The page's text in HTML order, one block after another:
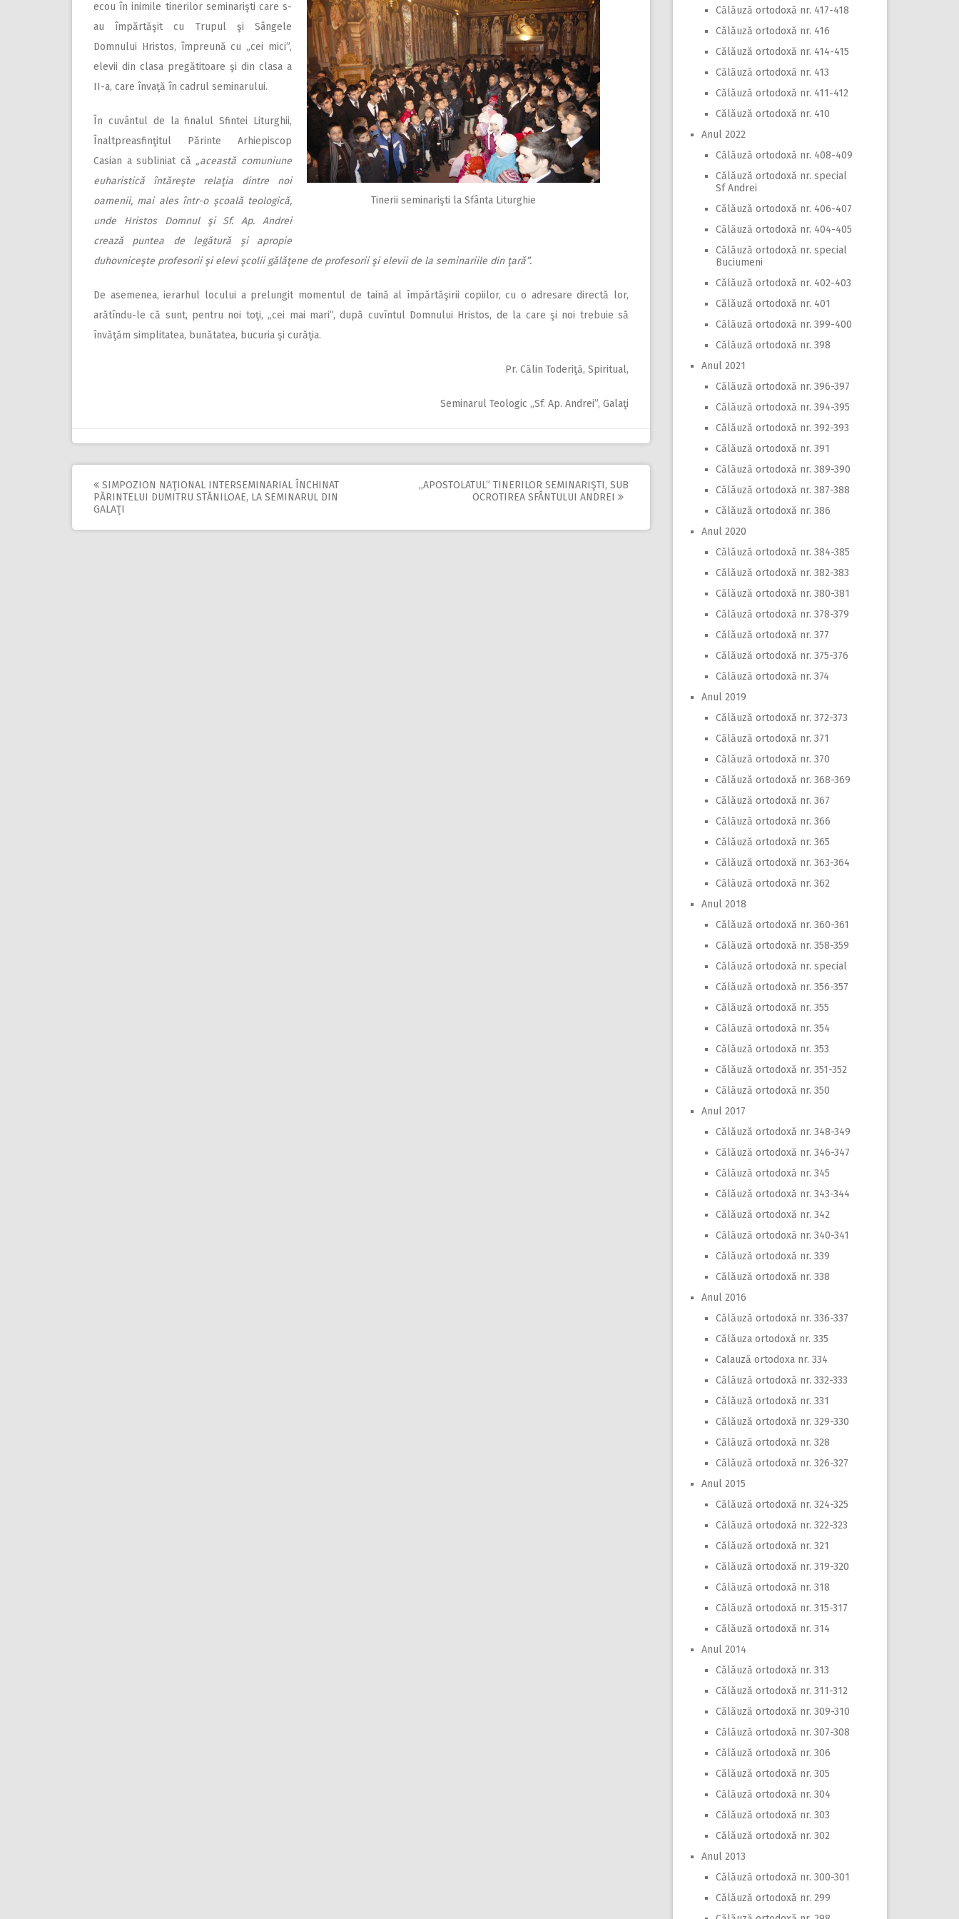
Tinerii seminarişti la Sfânta Liturghie
ecou în inimile tinerilor seminarişti care s-
au împărtăşit cu Trupul şi Sângele
Domnului Hristos, împreună cu „cei mici”,
elevii din clasa pregătitoare şi din clasa a
II-a, care învaţă în cadrul seminarului.
În cuvântul de la finalul Sfintei Liturghii,
Înaltpreasfinţitul Părinte Arhiepiscop
Casian a subliniat că „această comuniune
euharistică întăreşte relaţia dintre noi
oamenii, mai ales într-o şcoală teologică,
unde Hristos Domnul şi Sf. Ap. Andrei
crează puntea de legătură şi apropie
duhovniceşte profesorii şi elevi şcolii gălăţene de profesorii şi elevii de la seminariile din ţară”.
De asemenea, ierarhul locului a prelungit momentul de taină al împărtăşirii copiilor, cu o adresare directă lor,
arătîndu-le că sunt, pentru noi toţi, „cei mai mari”, după cuvîntul Domnului Hristos, de la care şi noi trebuie să
învăţăm simplitatea, bunătatea, bucuria şi curăţia.
Pr. Călin Toderiţă, Spiritual,
Seminarul Teologic ,,Sf. Ap. Andrei”, Galaţi
Post
navigation
SIMPOZION NAŢIONAL INTERSEMINARIAL ÎNCHINAT
PĂRINTELUI DUMITRU STĂNILOAE, LA SEMINARUL DIN
GALAŢI
,,APOSTOLATUL” TINERILOR SEMINARIŞTI, SUB
OCROTIREA SFÂNTULUI ANDREI
Călăuză ortodoxă nr. 417-418
Călăuză ortodoxă nr. 416
Călăuză ortodoxă nr. 414-415
Călăuză ortodoxă nr. 413
Călăuză ortodoxă nr. 411-412
Călăuză ortodoxă nr. 410
Anul 2022
Călăuză ortodoxă nr. 408-409
Călăuză ortodoxă nr. special
Sf Andrei
Călăuză ortodoxă nr. 406-407
Călăuză ortodoxă nr. 404-405
Călăuză ortodoxă nr. special
Buciumeni
Călăuză ortodoxă nr. 402-403
Călăuză ortodoxă nr. 401
Călăuză ortodoxă nr. 399-400
Călăuză ortodoxă nr. 398
Anul 2021
Călăuză ortodoxă nr. 396-397
Călăuză ortodoxă nr. 394-395
Călăuză ortodoxă nr. 392-393
Călăuză ortodoxă nr. 391
Călăuză ortodoxă nr. 389-390
Călăuză ortodoxă nr. 387-388
Călăuză ortodoxă nr. 386
Anul 2020
Călăuză ortodoxă nr. 384-385
Călăuză ortodoxă nr. 382-383
Călăuză ortodoxă nr. 380-381
Călăuză ortodoxă nr. 378-379
Călăuză ortodoxă nr. 377
Călăuză ortodoxă nr. 375-376
Călăuză ortodoxă nr. 374
Anul 2019
Călăuză ortodoxă nr. 372-373
Călăuză ortodoxă nr. 371
Călăuză ortodoxă nr. 370
Călăuză ortodoxă nr. 368-369
Călăuză ortodoxă nr. 367
Călăuză ortodoxă nr. 366
Călăuză ortodoxă nr. 365
Călăuză ortodoxă nr. 363-364
Călăuză ortodoxă nr. 362
Anul 2018
Călăuză ortodoxă nr. 360-361
Călăuză ortodoxă nr. 358-359
Călăuză ortodoxă nr. special
Călăuză ortodoxă nr. 356-357
Călăuză ortodoxă nr. 355
Călăuză ortodoxă nr. 354
Călăuză ortodoxă nr. 353
Călăuză ortodoxă nr. 351-352
Călăuză ortodoxă nr. 350
Anul 2017
Călăuză ortodoxă nr. 348-349
Călăuză ortodoxă nr. 346-347
Călăuză ortodoxă nr. 345
Călăuză ortodoxă nr. 343-344
Călăuză ortodoxă nr. 342
Călăuză ortodoxă nr. 340-341
Călăuză ortodoxă nr. 339
Călăuză ortodoxă nr. 338
Anul 2016
Călăuză ortodoxă nr. 336-337
Călăuza ortodoxă nr. 335
Calauză ortodoxa nr. 334
Călăuză ortodoxă nr. 332-333
Călăuză ortodoxă nr. 331
Călăuză ortodoxă nr. 329-330
Călăuză ortodoxă nr. 328
Călăuză ortodoxă nr. 326-327
Anul 2015
Călăuză ortodoxă nr. 324-325
Călăuză ortodoxă nr. 322-323
Călăuză ortodoxă nr. 321
Călăuză ortodoxă nr. 319-320
Călăuză ortodoxă nr. 318
Călăuză ortodoxă nr. 315-317
Călăuză ortodoxă nr. 314
Anul 2014
Călăuză ortodoxă nr. 313
Călăuză ortodoxă nr. 311-312
Călăuză ortodoxă nr. 309-310
Călăuză ortodoxă nr. 307-308
Călăuză ortodoxă nr. 306
Călăuză ortodoxă nr. 305
Călăuză ortodoxă nr. 304
Călăuză ortodoxă nr. 303
Călăuză ortodoxă nr. 302
Anul 2013
Călăuză ortodoxă nr. 300-301
Călăuză ortodoxă nr. 299